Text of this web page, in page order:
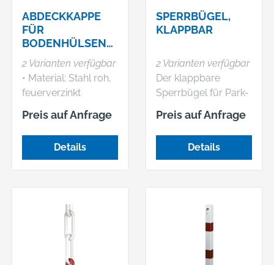
ABDECKKAPPE
FÜR
BODENHÜLSEN
VON
ABSPERRPFOSTE
N
2 Varianten verfügbar
• Material: Stahl roh,
feuerverzinkt
passiviert •
Verriegelbar
Preis auf Anfrage
Details
SPERRBÜGEL,
KLAPPBAR
2 Varianten verfügbar
Der klappbare
Sperrbügel für Park-
und Stellflächen hat
eine Bodenplatte
zum Aufdübeln. •
Material: Stahl,
Abschließbar mit
Profilzylinder (3
Preis auf Anfrage
Details